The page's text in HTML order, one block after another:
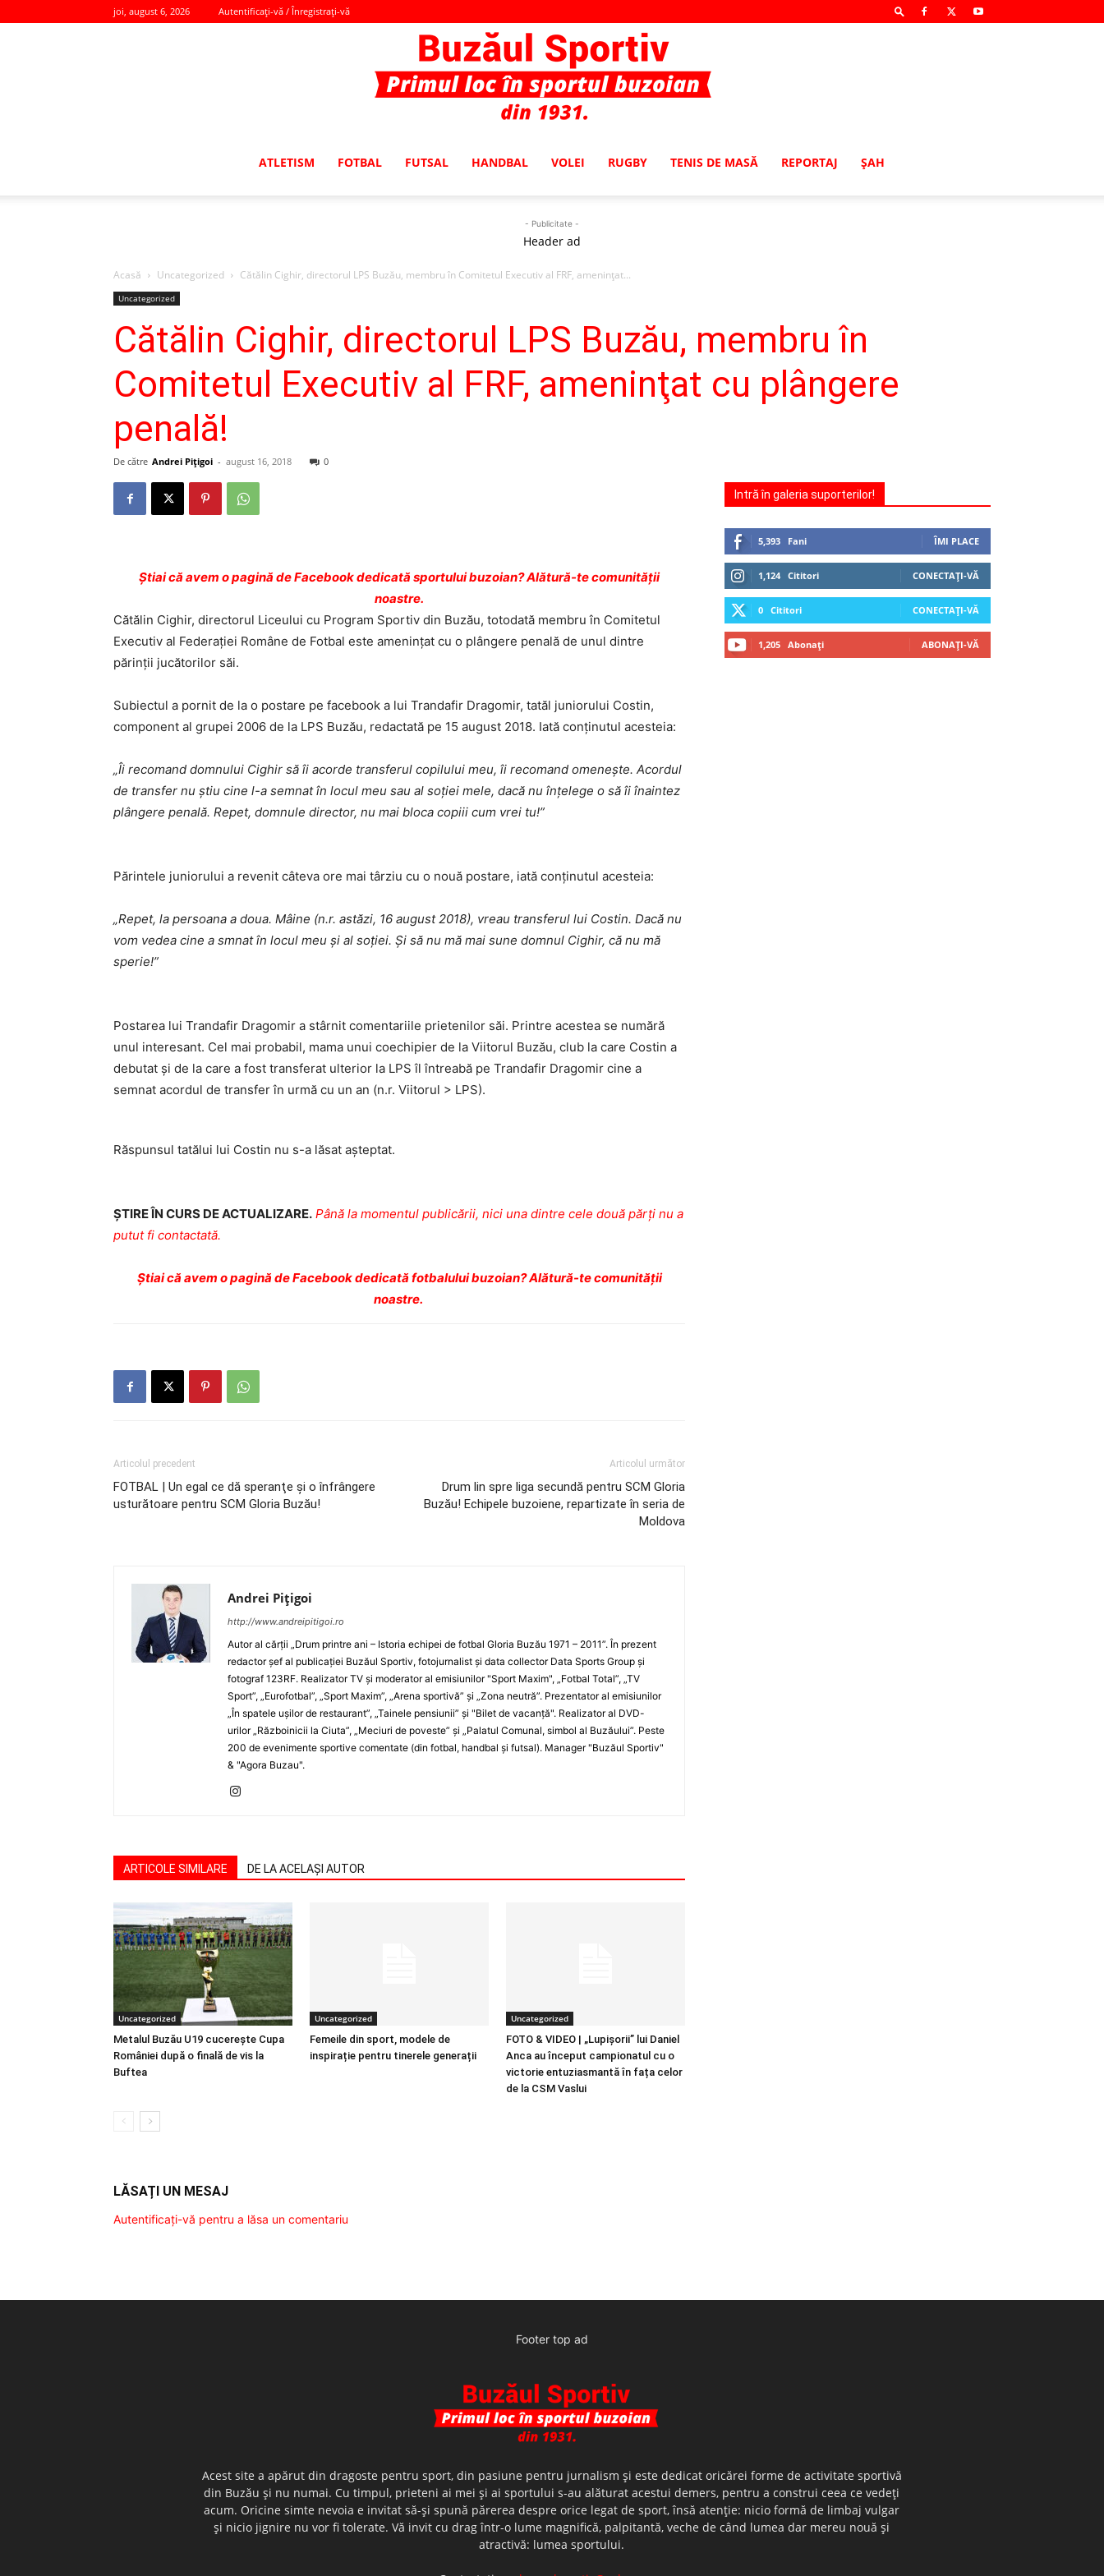
joi, august 6, 2026 Autentificați-vă / Înregistrați-vă
ATLETISM FOTBAL FUTSAL HANDBAL VOLEI RUGBY TENIS DE MASĂ REPORTAJ ŞAH
- Publicitate -
Header ad
Acasă Uncategorized Cătălin Cighir, directorul LPS Buzău, membru în Comitetul Executiv al FRF, ameninţat...
Uncategorized
Cătălin Cighir, directorul LPS Buzău, membru în
Comitetul Executiv al FRF, ameninţat cu plângere
penală!
De către Andrei Pițigoi - august 16, 2018 0
Ştiai că avem o pagină de Facebook dedicată sportului buzoian? Alătură-te comunității
noastre.
Cătălin Cighir, directorul Liceului cu Program Sportiv din Buzău, totodată membru în Comitetul
Executiv al Federaţiei Române de Fotbal este ameninţat cu o plângere penală de unul dintre
părinţii jucătorilor săi.
Subiectul a pornit de la o postare pe facebook a lui Trandafir Dragomir, tatăl juniorului Costin,
component al grupei 2006 de la LPS Buzău, redactată pe 15 august 2018. Iată conţinutul acesteia:
„Îi recomand domnului Cighir să îi acorde transferul copilului meu, îi recomand omeneşte. Acordul
de transfer nu ştiu cine l-a semnat în locul meu sau al soţiei mele, dacă nu înţelege o să îi înaintez
plângere penală. Repet, domnule director, nu mai bloca copiii cum vrei tu!”
Părintele juniorului a revenit câteva ore mai târziu cu o nouă postare, iată conţinutul acesteia:
„Repet, la persoana a doua. Mâine (n.r. astăzi, 16 august 2018), vreau transferul lui Costin. Dacă nu
vom vedea cine a smnat în locul meu şi al soţiei. Şi să nu mă mai sune domnul Cighir, că nu mă
sperie!”
Postarea lui Trandafir Dragomir a stârnit comentariile prietenilor săi. Printre acestea se numără
unul interesant. Cel mai probabil, mama unui coechipier de la Viitorul Buzău, club la care Costin a
debutat şi de la care a fost transferat ulterior la LPS îl întreabă pe Trandafir Dragomir cine a
semnat acordul de transfer în urmă cu un an (n.r. Viitorul > LPS).
Răspunsul tatălui lui Costin nu s-a lăsat aşteptat.
ŞTIRE ÎN CURS DE ACTUALIZARE. Până la momentul publicării, nici una dintre cele două părţi nu a
putut fi contactată.
Ştiai că avem o pagină de Facebook dedicată fotbalului buzoian? Alătură-te comunității
noastre.
Articolul precedent
FOTBAL | Un egal ce dă speranţe şi o înfrângere
usturătoare pentru SCM Gloria Buzău!
Articolul următor
Drum lin spre liga secundă pentru SCM Gloria
Buzău! Echipele buzoiene, repartizate în seria de
Moldova
Andrei Pițigoi
http://www.andreipitigoi.ro
Autor al cărţii „Drum printre ani – Istoria echipei de fotbal Gloria Buzău 1971 – 2011”. În prezent
redactor şef al publicaţiei Buzăul Sportiv, fotojurnalist şi data collector Data Sports Group şi
fotograf 123RF. Realizator TV şi moderator al emisiunilor "Sport Maxim", „Fotbal Total”, „TV
Sport”, „Eurofotbal”, „Sport Maxim”, „Arena sportivă” şi „Zona neutră”. Prezentator al emisiunilor
„În spatele uşilor de restaurant”, „Tainele pensiunii” şi "Bilet de vacanţă". Realizator al DVD-
urilor „Războinicii la Ciuta”, „Meciuri de poveste” şi „Palatul Comunal, simbol al Buzăului”. Peste
200 de evenimente sportive comentate (din fotbal, handbal şi futsal). Manager "Buzăul Sportiv"
& "Agora Buzau".
ARTICOLE SIMILARE DE LA ACELAȘI AUTOR
Uncategorized
Metalul Buzău U19 cucerește Cupa
României după o finală de vis la
Buftea
Uncategorized
Femeile din sport, modele de
inspirație pentru tinerele generații
Uncategorized
FOTO & VIDEO | „Lupișorii” lui Daniel
Anca au început campionatul cu o
victorie entuziasmantă în fața celor
de la CSM Vaslui
LĂSAȚI UN MESAJ
Autentificați-vă pentru a lăsa un comentariu
Intră în galeria suporterilor!
5,393 Fani ÎMI PLACE
1,124 Cititori CONECTAȚI-VĂ
0 Cititori CONECTAȚI-VĂ
1,205 Abonați ABONAȚI-VĂ
Footer top ad
Acest site a apărut din dragoste pentru sport, din pasiune pentru jurnalism şi este dedicat oricărei forme de activitate sportivă
din Buzău şi nu numai. Cu timpul, prieteni ai mei şi ai sportului s-au alăturat acestui demers, pentru a construi ceea ce vedeţi
acum. Oricine simte nevoia e invitat să-şi spună părerea despre orice legat de sport, însă atenţie: nicio formă de limbaj vulgar
şi nicio jignire nu vor fi tolerate. Vă invit cu drag într-o lume magnifică, palpitantă, veche de când lumea dar mereu nouă şi
atractivă: lumea sportului.